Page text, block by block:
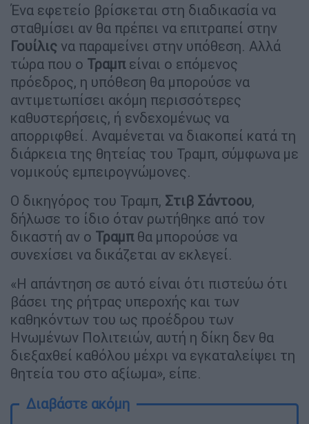
Ένα εφετείο βρίσκεται στη διαδικασία να
σταθμίσει αν θα πρέπει να επιτραπεί στην
Γουίλις να παραμείνει στην υπόθεση. Αλλά
τώρα που ο Τραμπείναι ο επόμενος
πρόεδρος, η υπόθεση θα μπορούσε να
αντιμετωπίσει ακόμη περισσότερες
καθυστερήσεις, ή ενδεχομένως να
απορριφθεί. Αναμένεται να διακοπεί κατά τη
διάρκεια της θητείας του Τραμπ, σύμφωνα με
νομικούς εμπειρογνώμονες.
Ο δικηγόρος του Τραμπ, Στιβ Σάντοου,
δήλωσε το ίδιο όταν ρωτήθηκε από τον
δικαστή αν ο Τραμπθα μπορούσε να
συνεχίσει να δικάζεται αν εκλεγεί.
«Η απάντηση σε αυτό είναι ότι πιστεύω ότι
βάσει της ρήτρας υπεροχής και των
καθηκόντων του ως προέδρου των
Ηνωμένων Πολιτειών, αυτή η δίκη δεν θα
διεξαχθεί καθόλου μέχρι να εγκαταλείψει τη
θητεία του στο αξίωμα», είπε.
Διαβάστε ακόμη